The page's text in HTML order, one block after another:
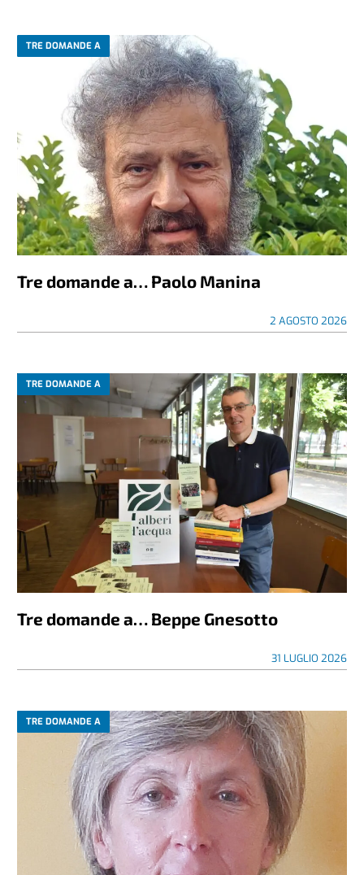
TRE DOMANDE A
Tre domande a… Paolo Manina
2 AGOSTO 2026
TRE DOMANDE A
Tre domande a… Beppe Gnesotto
31 LUGLIO 2026
TRE DOMANDE A